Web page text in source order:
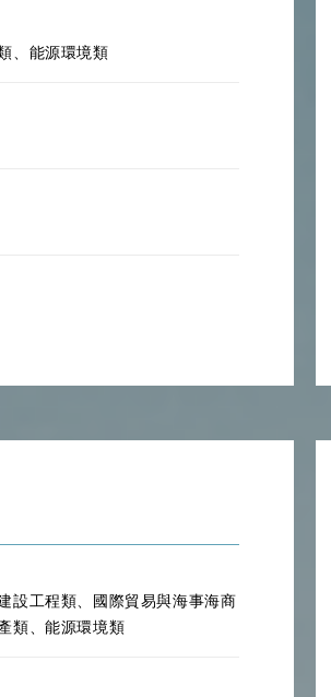
、能源環境類
設工程類、國際貿易與海事海商
類、能源環境類